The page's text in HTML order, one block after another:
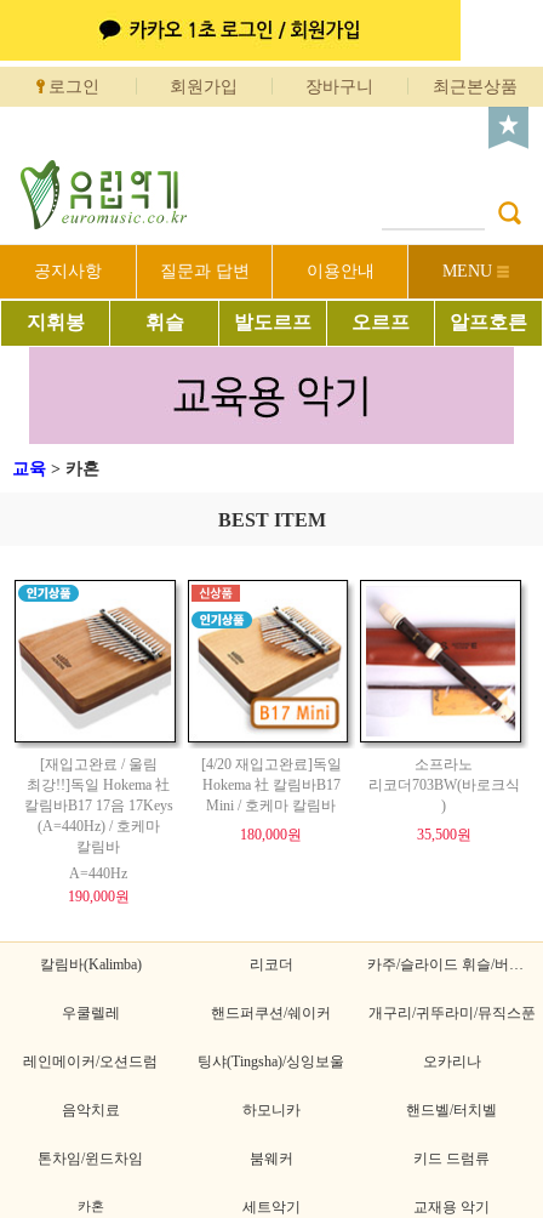
로그인 회원가입 장바구니 최근본상품
공지사항 질문과 답변 이용안내 MENU
지휘봉 휘슬 발도르프 오르프 알프호른
교육 > 카혼
BEST ITEM
[재입고완료 / 울림
최강!!]독일 Hokema 社
칼림바B17 17음 17Keys
(A=440Hz) / 호케마
칼림바
A=440Hz
190,000원
[4/20 재입고완료]독일
Hokema 社 칼림바B17
Mini / 호케마 칼림바
180,000원
소프라노
리코더703BW(바로크식
)
35,500원
칼림바(Kalimba) 리코더
우쿨렐레 핸드퍼쿠션/쉐이커 개구리/귀뚜라미/뮤직스푼
레인메이커/오션드럼 팅샤(Tingsha)/싱잉보울 오카리나
음악치료 하모니카 핸드벨/터치벨
톤차임/윈드차임 붐웨커 키드 드럼류
카혼 세트악기 교재용 악기